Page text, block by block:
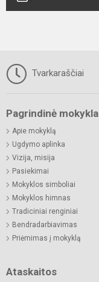
Tvarkaraščiai
Pagrindinė mokykla
Apie mokyklą
Ugdymo aplinka
Vizija, misija
Pasiekimai
Mokyklos simboliai
Mokyklos himnas
Tradiciniai renginiai
Bendradarbiavimas
Priėmimas į mokyklą
Ataskaitos